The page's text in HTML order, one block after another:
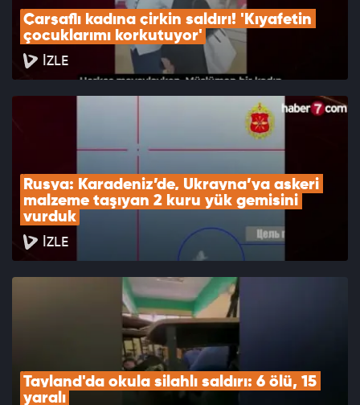
Çarşaflı kadına çirkin saldırı! 'Kıyafetin
çocuklarımı korkutuyor'
İZLE
Rusya: Karadeniz’de, Ukrayna’ya askeri
malzeme taşıyan 2 kuru yük gemisini
vurduk
İZLE
Tayland'da okula silahlı saldırı: 6 ölü, 15
yaralı